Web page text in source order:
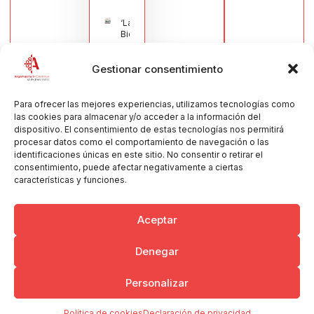
Gestionar consentimiento
Para ofrecer las mejores experiencias, utilizamos tecnologías como
las cookies para almacenar y/o acceder a la información del
dispositivo. El consentimiento de estas tecnologías nos permitirá
procesar datos como el comportamiento de navegación o las
identificaciones únicas en este sitio. No consentir o retirar el
consentimiento, puede afectar negativamente a ciertas
características y funciones.
Aceptar
Denegar
Personalizar
‘La
Bienvenida’,
estampa de
de la Virgen
Muñoz
Muñoz,
anuncia las
Fiestas
Patronales
2026
30/07/2026
Copyright © 2026 Ayuntamiento de Argamasilla de Calatrava
Politica de Privacidad y Aviso Legal